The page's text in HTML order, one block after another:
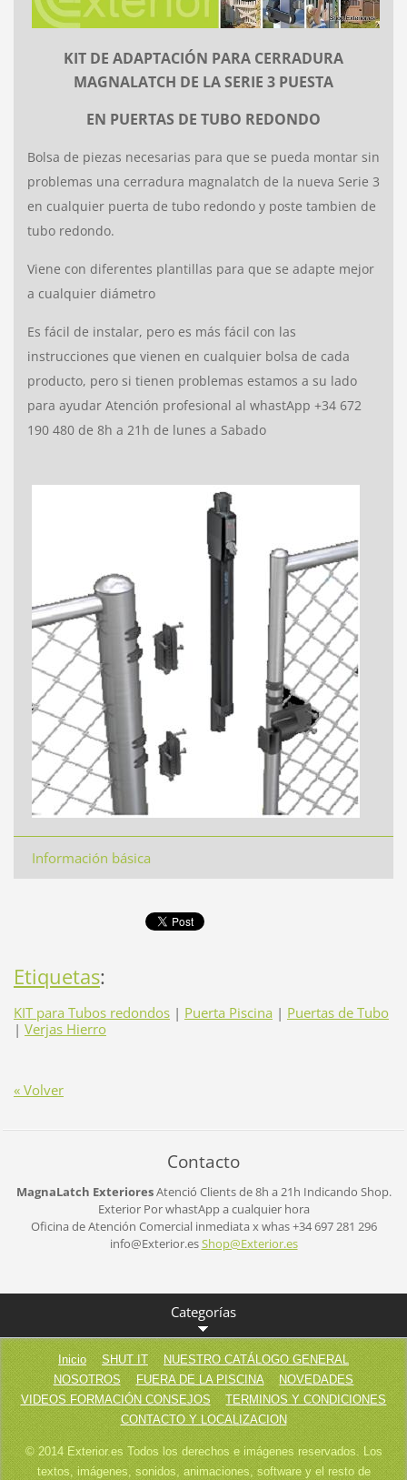
KIT DE ADAPTACIÓN PARA CERRADURA
MAGNALATCH DE LA SERIE 3 PUESTA
EN PUERTAS DE TUBO REDONDO
Bolsa de piezas necesarias para que se pueda montar sin
problemas una cerradura magnalatch de la nueva Serie 3
en cualquier puerta de tubo redondo y poste tambien de
tubo redondo.
Viene con diferentes plantillas para que se adapte mejor
a cualquier diámetro
Es fácil de instalar, pero es más fácil con las
instrucciones que vienen en cualquier bolsa de cada
producto, pero si tienen problemas estamos a su lado
para ayudar Atención profesional al whastApp +34 672
190 480 de 8h a 21h de lunes a Sabado
Información básica
Etiquetas:
KIT para Tubos redondos | Puerta Piscina | Puertas de Tubo
| Verjas Hierro
« Volver
Contacto
MagnaLatch ExterioresAtenció Clients de 8h a 21h Indicando Shop.
Exterior Por whastApp a cualquier hora
Oficina de Atención Comercial inmediata x whas +34 697 281 296
info@Exterior.esShop@Exterior.es
Categorías
Inicio SHUT IT
NUESTRO CATÁLOGO GENERAL
NOSOTROS
FUERA DE LA PISCINA
NOVEDADES
VIDEOS FORMACIÓN CONSEJOS
TERMINOS Y CONDICIONES
CONTACTO Y LOCALIZACION
© 2014 Exterior.es Todos los derechos e imágenes reservados. Los
textos, imágenes, sonidos, animaciones, software y el resto de